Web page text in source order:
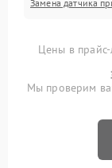
Замена датчика
Цены в прайс-
Мы проверим